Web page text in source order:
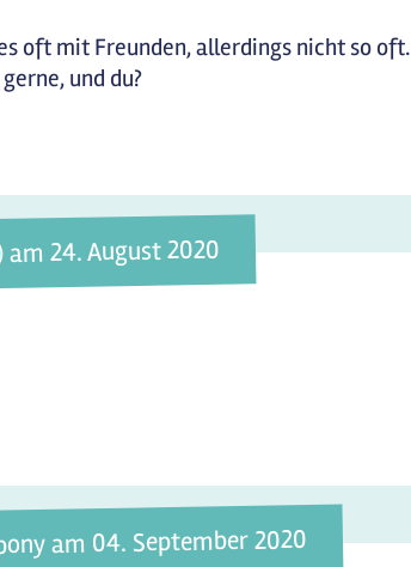
oft mit Freunden, allerdings nicht so oft.
und du?
24. August 2020
am 04. September 2020